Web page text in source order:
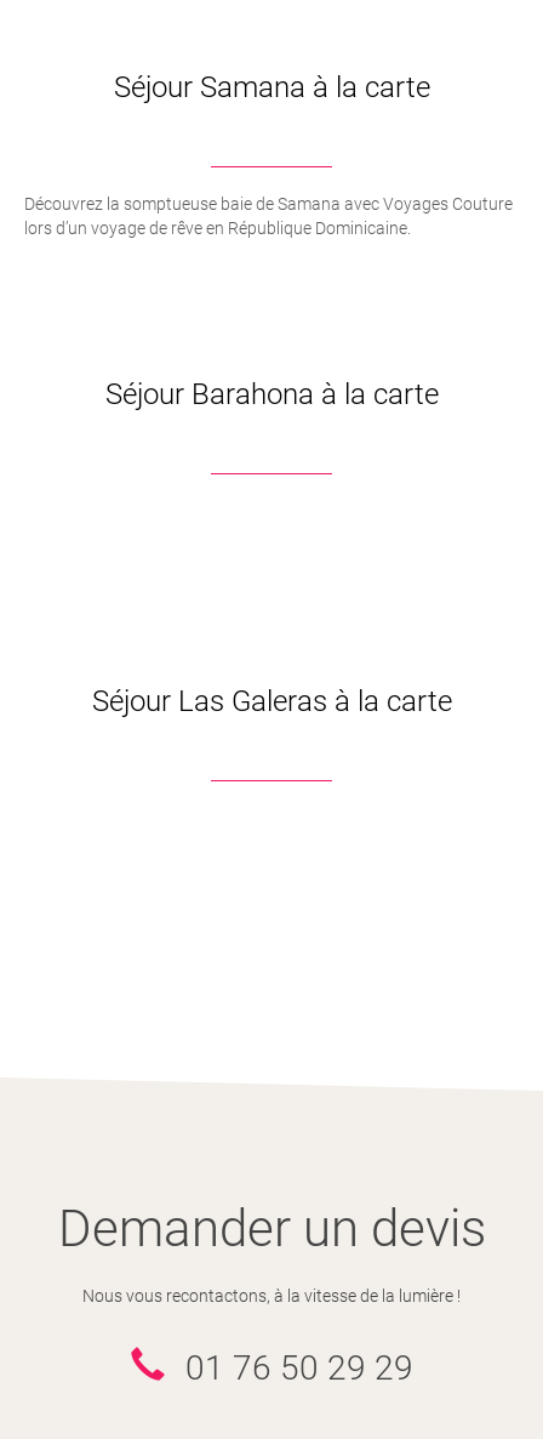
Séjour Samana à la carte
Découvrez la somptueuse baie de Samana avec Voyages Couture
lors d’un voyage de rêve en République Dominicaine.
Séjour Barahona à la carte
Séjour Las Galeras à la carte
Demander un devis
Nous vous recontactons, à la vitesse de la lumière !
01 76 50 29 29